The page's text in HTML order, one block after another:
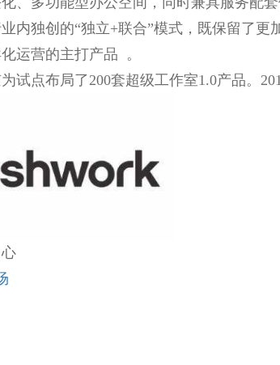
独创的“独立+联合”模式，既保留了更
营的主打产品 。
为试点布局了200套超级工作室1.0产品。